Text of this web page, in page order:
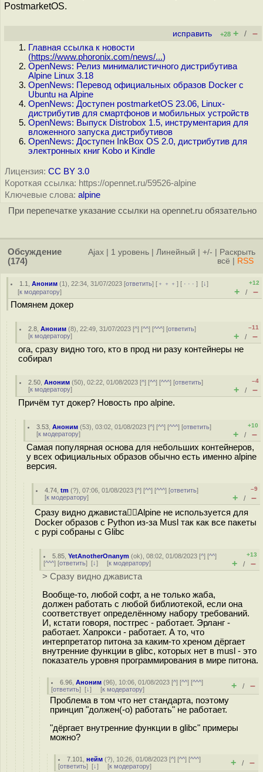
PostmarketOS.
исправить +28 + / –
Главная ссылка к новости
(https://www.phoronix.com/news/...)
OpenNews: Релиз минималистичного дистрибутива
Alpine Linux 3.18
OpenNews: Перевод официальных образов Docker с
Ubuntu на Alpine
OpenNews: Доступен postmarketOS 23.06, Linux-
дистрибутив для смартфонов и мобильных устройств
OpenNews: Выпуск Distrobox 1.5, инструментария для
вложенного запуска дистрибутивов
OpenNews: Доступен InkBox OS 2.0, дистрибутив для
электронных книг Kobo и Kindle
Лицензия: CC BY 3.0
Короткая ссылка: https://opennet.ru/59526-alpine
Ключевые слова: alpine
При перепечатке указание ссылки на opennet.ru обязательно
Обсуждение
(174)
Ajax 1 уровень Линейный +/-
Раскрыть
всё
RSS
1.1 ,Аноним (1), 22:34, 31/07/2023 [ответить] [ ﹢﹢﹢] [ · · ·][↓]
[к модератору]
+12
+ / –
Помянем докер
2.8 ,Аноним (8), 22:49, 31/07/2023 [^] [^^] [^^^] [ответить]
[к модератору]
–11
+ / –
ога, сразу видно того, кто в прод ни разу контейнеры не
собирал
2.50 ,Аноним (50), 02:22, 01/08/2023 [^] [^^] [^^^] [ответить]
[к модератору]
–4
+ / –
Причём тут докер? Новость про alpine.
3.53 ,Аноним (53), 03:02, 01/08/2023 [^] [^^] [^^^] [ответить]
[к модератору]
+10
+ / –
Самая популярная основа для небольших контейнеров,
у всех официальных образов обычно есть именно alpine
версия.
4.74 ,tm (?), 07:06, 01/08/2023 [^] [^^] [^^^] [ответить]
[к модератору]
–9
+ / –
Сразу видно джависта🤦‍♂️Alpine не используется для
Docker образов с Python из-за Musl так как все пакеты
с pypi собраны с Glibc
5.85 ,YetAnotherOnanym (ok), 08:02, 01/08/2023 [^] [^^]
[^^^] [ответить] [↓] [к модератору]
+13
+ / –
> Сразу видно джависта
Вообще-то, любой софт, а не только жаба,
должен работать с любой библиотекой, если она
соответствует определённому набору требований.
И, кстати говоря, постгрес - работает. Эрланг -
работает. Хапрокси - работает. А то, что
интерпретатор питона за каким-то хреном дёргает
внутренние функции в glibc, которых нет в musl - это
показатель уровня программирования в мире питона.
6.96 ,Аноним (96), 10:06, 01/08/2023 [^] [^^] [^^^]
[ответить] [↓] [к модератору] + / –
Проблема в том что нет стандарта, поэтому
принцип "должен(-о) работать" не работает.
"дёргает внутренние функции в glibc" примеры
можно?
7.101 ,нейм (?), 10:26, 01/08/2023 [^] [^^] [^^^]
[ответить] [↓] [к модератору] + / –